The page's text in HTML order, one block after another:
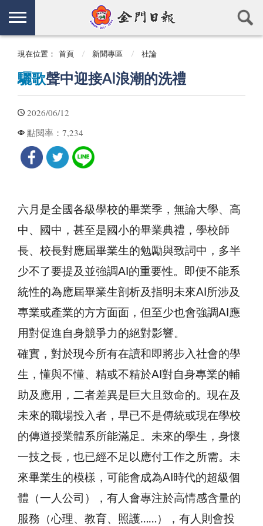
現在位置： 首頁 新聞專區 社論
驪歌聲中迎接Al浪潮的洗禮
2026/06/12
點閱率： 7,234
六月是全國各級學校的畢業季，無論大學、高
中、國中，甚至是國小的畢業典禮，學校師
長、校長對應屆畢業生的勉勵與致詞中，多半
少不了要提及並強調AI的重要性。即便不能系
統性的為應屆畢業生剖析及指明未來AI所涉及
專業或產業的方方面面，但至少也會強調AI應
用對促進自身競爭力的絕對影響。
確實，對於現今所有在讀和即將步入社會的學
生，懂與不懂、精或不精於AI對自身專業的輔
助及應用，二者差異是巨大且致命的。現在及
未來的職場投入者，早已不是傳統或現在學校
的傳道授業體系所能滿足。未來的學生，身懷
一技之長，也已經不足以應付工作之所需。未
來畢業生的模樣，可能會成為AI時代的超級個
體（一人公司），有人會專注於高情感含量的
服務（心理、教育、照護……），有人則會投